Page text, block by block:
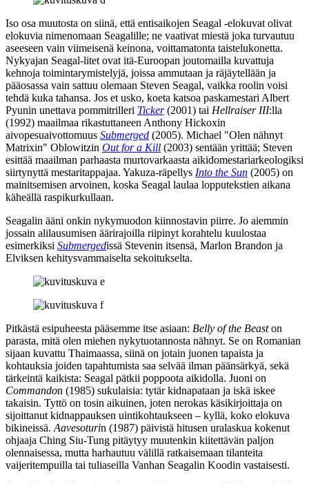
Iso osa muutosta on siinä, että entisaikojen Seagal ‑elokuvat olivat
elokuvia nimenomaan Seagalille; ne vaativat miestä joka turvautuu
aseeseen vain viimeisenä keinona, voittamatonta taistelukonetta.
Nykyajan Seagal-litet ovat itä‑Euroopan joutomailla kuvattuja
kehnoja toimintarymistelyjä, joissa ammutaan ja räjäytellään ja
pääosassa vain sattuu olemaan Steven Seagal, vaikka roolin voisi
tehdä kuka tahansa. Jos et usko, koeta katsoa paskamestari Albert
Pyunin unettava pommitrilleri Ticker(2001) tai Hellraiser III:lla
(1992) maailmaa rikastuttaneen Anthony Hickoxin
aivopesuaivottomuus Submerged (2005). Michael "Olen nähnyt
Matrixin" Oblowitzin Out for a Kill (2003) sentään yrittää; Steven
esittää maailman parhaasta murtovarkaasta aikidomestariarkeologiksi
siirtynyttä mestaritappajaa. Yakuza-räpellys Into the Sun (2005) on
mainitsemisen arvoinen, koska Seagal laulaa lopputekstien aikana
käheällä raspikurkullaan.
Seagalin ääni onkin nykymuodon kiinnostavin piirre. Jo aiemmin
jossain alilausumisen äärirajoilla riipinyt korahtelu kuulostaa
esimerkiksi Submergedissä Stevenin itsensä, Marlon Brandon ja
Elviksen kehitysvammaiselta sekoitukselta.
Pitkästä esipuheesta pääsemme itse asiaan: Belly of the Beaston
parasta, mitä olen miehen nykytuotannosta nähnyt. Se on Romanian
sijaan kuvattu Thaimaassa, siinä on jotain juonen tapaista ja
kohtauksia joiden tapahtumista saa selvää ilman päänsärkyä, sekä
tärkeintä kaikista: Seagal pätkii poppoota aikidolla. Juoni on
Commandon (1985) sukulaisia: tytär kidnapataan ja iskä iskee
takaisin. Tyttö on tosin aikuinen, joten nerokas käsikirjoittaja on
sijoittanut kidnappauksen uintikohtaukseen – kyllä, koko elokuva
bikineissä. Aavesoturin (1987) päivistä hitusen uralaskua kokenut
ohjaaja Ching Siu‑Tung pitäytyy muutenkin kiitettävän paljon
olennaisessa, mutta harhautuu välillä ratkaisemaan tilanteita
vaijeritempuilla tai tuliaseilla Vanhan Seagalin Koodin vastaisesti.